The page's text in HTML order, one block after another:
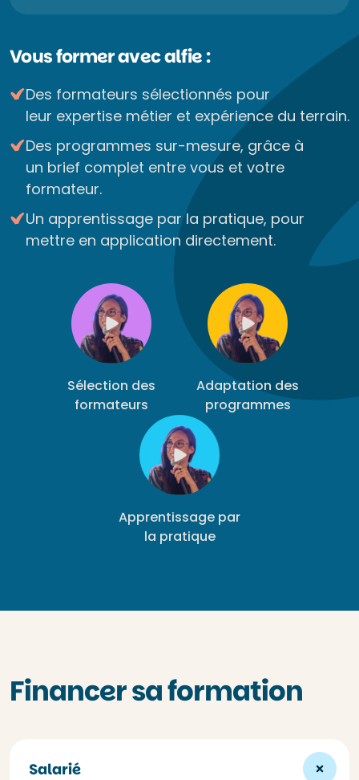
Vous former avec alfie :
Des formateurs sélectionnés pour
leur expertise métier et expérience du terrain.
Des programmes sur-mesure, grâce à
un brief complet entre vous et votre
formateur.
Un apprentissage par la pratique, pour
mettre en application directement.
Sélection des
formateurs
Adaptation des
programmes
Apprentissage par
la pratique
Financer sa formation
Salarié